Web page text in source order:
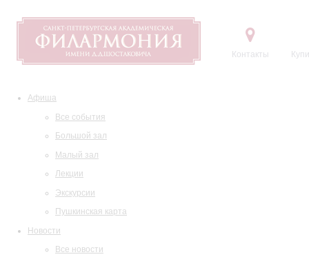
Контакты
Афиша
Все события
Большой зал
Малый зал
Лекции
Экскурсии
Пушкинская карта
Новости
Все новости